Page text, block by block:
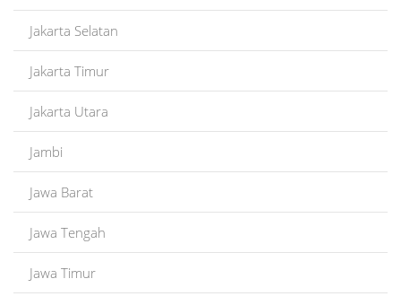
Jakarta Selatan
Jakarta Timur
Jakarta Utara
Jambi
Jawa Barat
Jawa Tengah
Jawa Timur